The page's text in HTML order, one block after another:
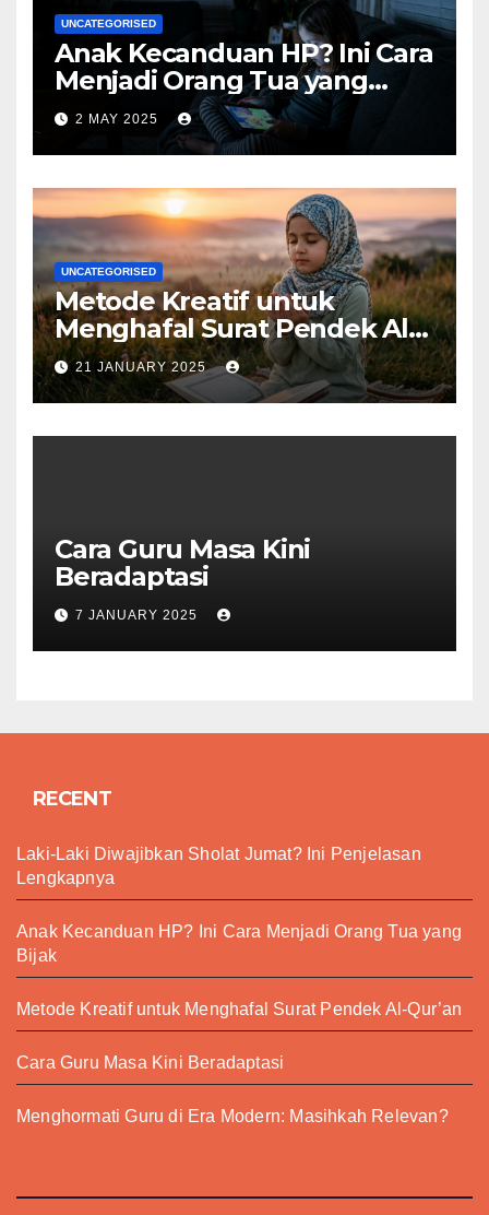
UNCATEGORISED
Anak Kecanduan HP? Ini Cara
Menjadi Orang Tua yang
Bijak
2 MAY 2025
UNCATEGORISED
Metode Kreatif untuk
Menghafal Surat Pendek Al-
Qur’an
21 JANUARY 2025
Cara Guru Masa Kini
Beradaptasi
7 JANUARY 2025
RECENT
Laki-Laki Diwajibkan Sholat Jumat? Ini Penjelasan
Lengkapnya
Anak Kecanduan HP? Ini Cara Menjadi Orang Tua yang
Bijak
Metode Kreatif untuk Menghafal Surat Pendek Al-Qur’an
Cara Guru Masa Kini Beradaptasi
Menghormati Guru di Era Modern: Masihkah Relevan?